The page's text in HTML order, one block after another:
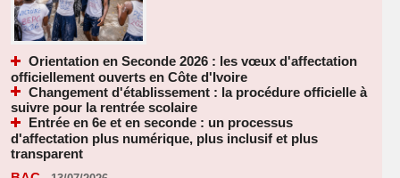
Orientation en Seconde 2026 : les vœux d'affectation
officiellement ouverts en Côte d'Ivoire
Changement d'établissement : la procédure officielle à
suivre pour la rentrée scolaire
Entrée en 6e et en seconde : un processus
d'affectation plus numérique, plus inclusif et plus
transparent